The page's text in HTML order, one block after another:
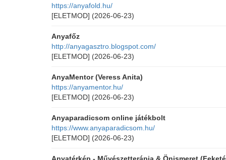
https://anyafold.hu/
[ELETMOD] (2026-06-23)
Anyafőz
http://anyagasztro.blogspot.com/
[ELETMOD] (2026-06-23)
AnyaMentor (Veress Anita)
https://anyamentor.hu/
[ELETMOD] (2026-06-23)
Anyaparadicsom online játékbolt
https://www.anyaparadicsom.hu/
[ELETMOD] (2026-06-23)